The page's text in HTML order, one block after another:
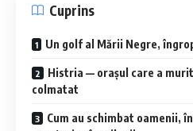
Cuprins
Un golf al Mării Negre,
Histria — orașul care a
colmatat
Cum au schimbat oamenii,